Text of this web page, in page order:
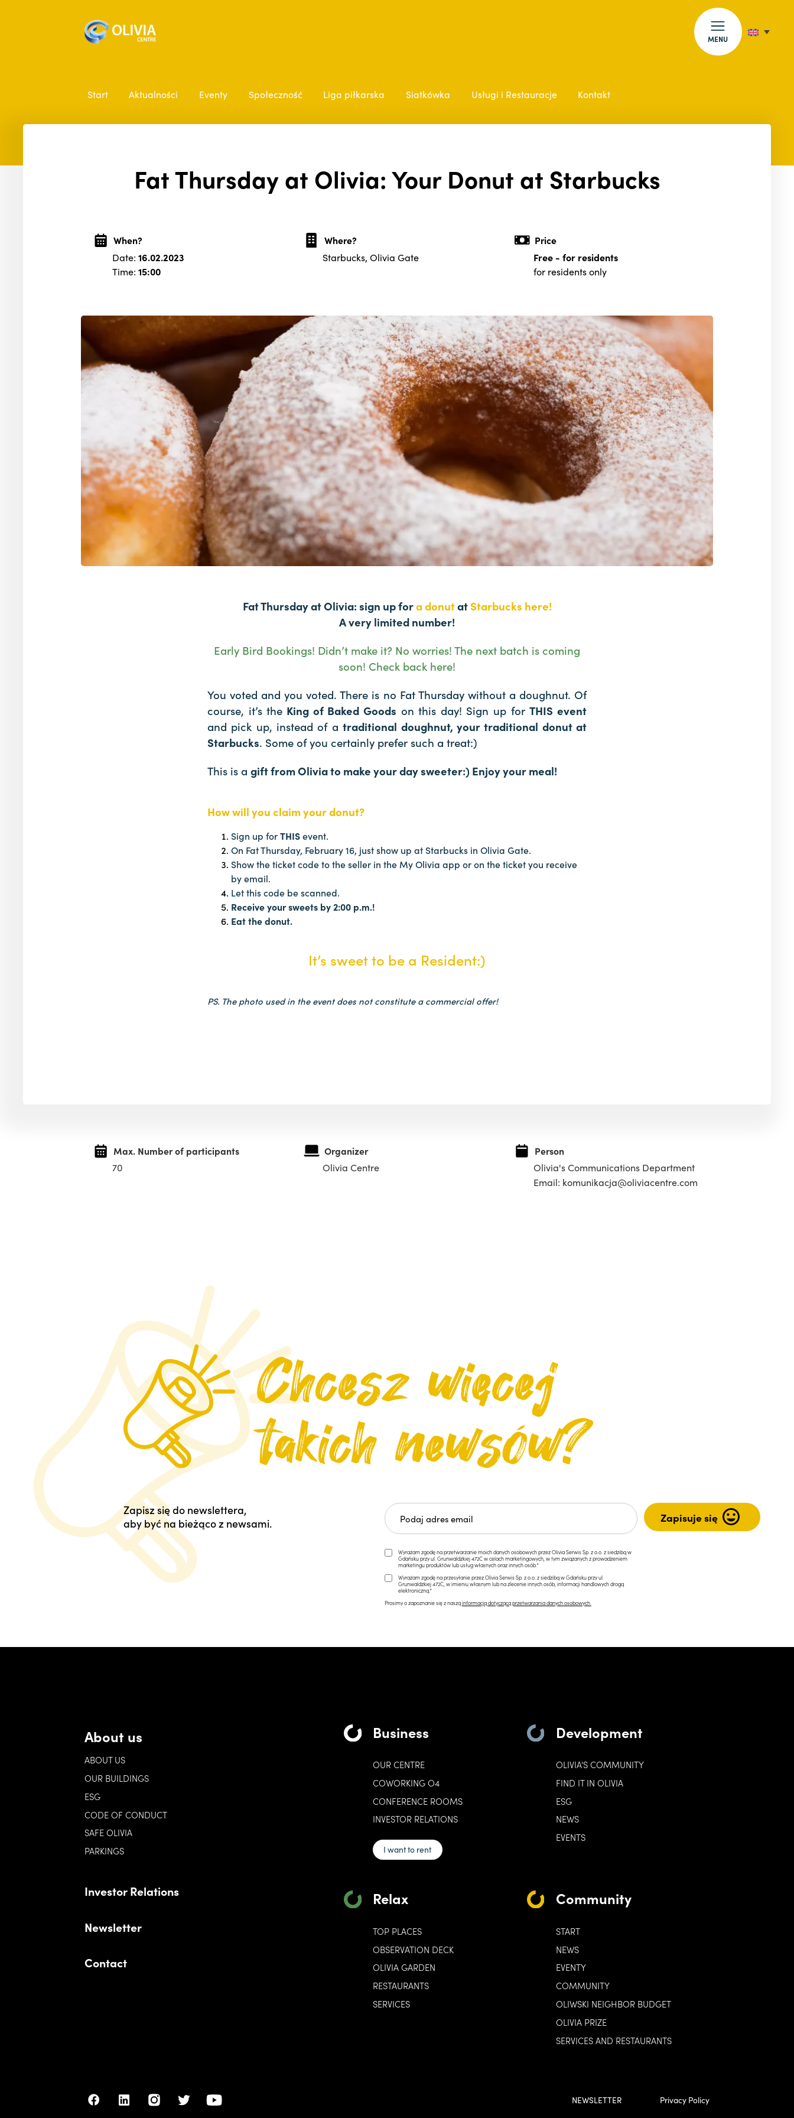
MENU
Start Aktualności Eventy Społeczność Liga piłkarska Siatkówka Usługi i Restauracje Kontakt
Fat Thursday at Olivia: Your Donut at Starbucks
When?
Date: 16.02.2023
Time: 15:00
Where?
Starbucks, Olivia Gate
Price
Free- for residents
for residents only
Fat Thursday at Olivia: sign up fora donutatStarbucks here!
A very limited number!
Early Bird Bookings! Didn’t make it? No worries! The next batch is coming
soon! Check back here!
You voted and you voted. There is no Fat Thursday without a doughnut. Of
course, it’s the King of Baked Goods on this day! Sign up forTHIS event
and pick up, instead of atraditional doughnut, your traditional donut at
Starbucks. Some of you certainly prefer such a treat:)
This is agift from Olivia to make your day sweeter:) Enjoy your meal!
How will you claim your donut?
Sign up forTHISevent.
On Fat Thursday, February 16, just show up at Starbucks in Olivia Gate.
Show the ticket code to the seller in the My Olivia app or on the ticket you receive
by email.
Let this code be scanned.
Receive your sweets by 2:00 p.m.!
Eat the donut.
It’s sweet to be a Resident:)
PS. The photo used in the event does not constitute a commercial offer!
Max. Number of participants
70
Organizer
Olivia Centre
Person
Olivia's Communications Department
Email: komunikacja@oliviacentre.com
Zapisz się do newslettera,
aby być na bieżąco z newsami.
Wyrażam zgodę na przetwarzanie moich danych osobowych przez Olivia Serwis Sp. z o.o. z siedzibą w
Gdańsku przy ul. Grunwaldzkiej 472C w celach marketingowych, w tym związanych z prowadzeniem
marketingu produktów lub usług własnych oraz innych osób.*
Wyrażam zgodę na przesyłanie przez Olivia Serwis Sp. z o.o. z siedzibą w Gdańsku przy ul.
Grunwaldzkiej 472C, w imieniu własnym lub na zlecenie innych osób, informacji handlowych drogą
elektroniczną.*
Prosimy o zapoznanie się z nasząinformacją dotyczącą przetwarzania danych osobowych.
About us
ABOUT US
OUR BUILDINGS
ESG
CODE OF CONDUCT
SAFE OLIVIA
PARKINGS
Investor Relations
Newsletter
Contact
Business
OUR CENTRE
COWORKING O4
CONFERENCE ROOMS
INVESTOR RELATIONS
I want to rent
Development
OLIVIA'S COMMUNITY
FIND IT IN OLIVIA
ESG
NEWS
EVENTS
Relax
TOP PLACES
OBSERVATION DECK
OLIVIA GARDEN
RESTAURANTS
SERVICES
Community
START
NEWS
EVENTY
COMMUNITY
OLIWSKI NEIGHBOR BUDGET
OLIVIA PRIZE
SERVICES AND RESTAURANTS
NEWSLETTER Privacy Policy